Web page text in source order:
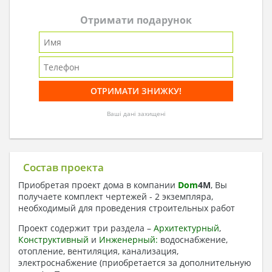
Отримати подарунок
Ваші дані захищені
Состав проекта
Приобретая проект дома в компании Dom4M, Вы
получаете комплект чертежей - 2 экземпляра,
необходимый для проведения строительных работ
Проект содержит три раздела – Архитектурный,
Конструктивный и Инженерный: водоснабжение,
отопление, вентиляция, канализация,
электроснабжение (приобретается за дополнительную